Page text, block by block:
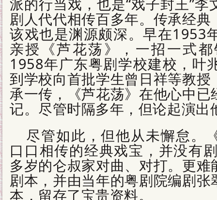
剧人代代相传百多年。传承经
该戏也是渊源颇深。早在1953
亲授《芦花荡》，一招一式
1958年广东粤剧学校建校，叶
到学校向首批学生曾日祥等教
承一传，《芦花荡》在他心中
记。尽管时隔多年，但论起演出
尽管如此，但他从未懈怠。
口口相传的经典戏宝，并没有
多岁的仑叔家对曲、对打。更
剧本，并由当年的粤剧院编剧
本，留存了宝贵资料。